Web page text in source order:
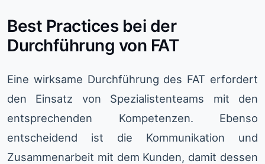
Best Practices bei der
Durchführung von FAT
Eine wirksame Durchführung des FAT erfordert
den Einsatz von Spezialistenteams mit den
entsprechenden Kompetenzen. Ebenso
entscheidend ist die Kommunikation und
Zusammenarbeit mit dem Kunden, damit dessen